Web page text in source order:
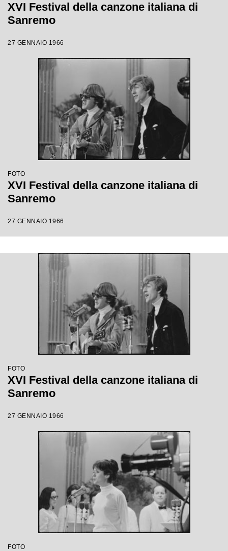
XVI Festival della canzone italiana di
Sanremo
27 GENNAIO 1966
FOTO
XVI Festival della canzone italiana di
Sanremo
27 GENNAIO 1966
FOTO
XVI Festival della canzone italiana di
Sanremo
27 GENNAIO 1966
FOTO